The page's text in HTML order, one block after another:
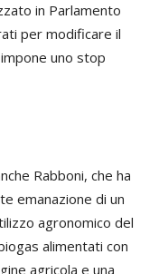
in Parlamento
per modificare il
uno stop
Rabboni, che ha
emanazione di un
agronomico del
alimentati con
agricola e una